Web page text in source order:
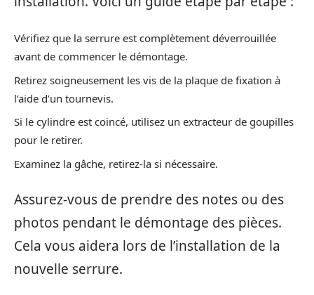
Vérifiez que la serrure est complètement déverrouillée
avant de commencer le démontage.
Retirez soigneusement les vis de la plaque de fixation à
l’aide d’un tournevis.
Si le cylindre est coincé, utilisez un extracteur de goupilles
pour le retirer.
Examinez la gâche, retirez-la si nécessaire.
Assurez-vous de prendre des notes ou des
photos pendant le démontage des pièces.
Cela vous aidera lors de l’installation de la
nouvelle serrure.